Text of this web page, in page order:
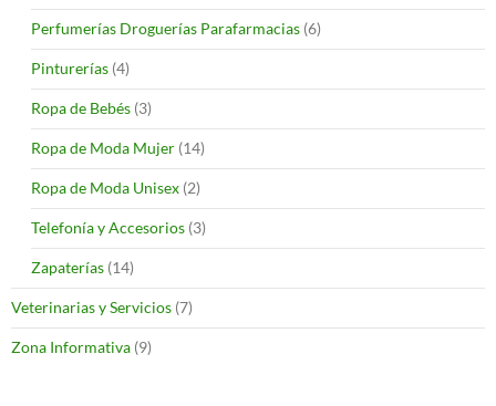
Perfumerías Droguerías Parafarmacias (6)
Pinturerías (4)
Ropa de Bebés (3)
Ropa de Moda Mujer (14)
Ropa de Moda Unisex (2)
Telefonía y Accesorios (3)
Zapaterías (14)
Veterinarias y Servicios (7)
Zona Informativa (9)